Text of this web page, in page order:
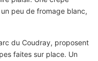
peu de fromage blanc,
du Coudray, proposent
faites sur place. Un